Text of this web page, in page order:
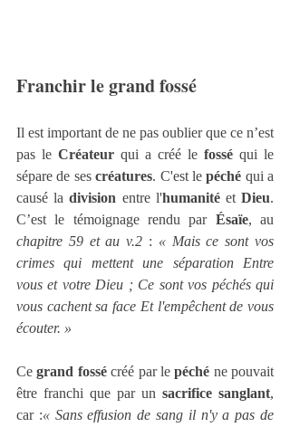
Franchir le grand fossé
Il est important de ne pas oublier que ce n’est
pas le Créateur qui a créé le fossé qui le
sépare de ses créatures. C'est le péché qui a
causé la division entre l'humanité et Dieu.
C’est le témoignage rendu par Ésaïe
chapitre 59 et au v.2 : « Mais ce sont vos
crimes qui mettent une séparation Entre
vous et votre Dieu ; Ce sont vos péchés qui
vous cachent sa face Et l'empêchent de vous
écouter. »
Ce grand fossé créé par le péché ne pouvait
être franchi que par un sacrifice sanglant,
car :« Sans effusion de sang il n'y a pas de